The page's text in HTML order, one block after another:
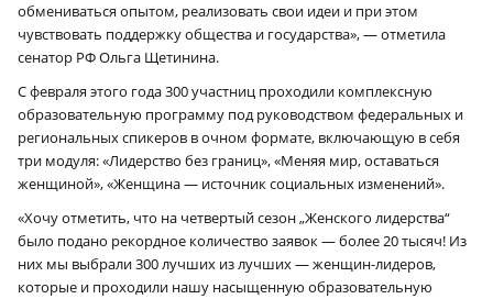
обмениваться опытом, реализовать свои идеи и при этом
чувствовать поддержку общества и государства», — отметила
сенатор РФ Ольга Щетинина.
С февраля этого года 300 участниц проходили комплексную
образовательную программу под руководством федеральных и
региональных спикеров в очном формате, включающую в себя
три модуля: «Лидерство без границ», «Меняя мир, оставаться
женщиной», «Женщина — источник социальных изменений».
«Хочу отметить, что на четвертый сезон „Женского лидерства“
было подано рекордное количество заявок — более 20 тысяч! Из
них мы выбрали 300 лучших из лучших — женщин-лидеров,
которые и проходили нашу насыщенную образовательную